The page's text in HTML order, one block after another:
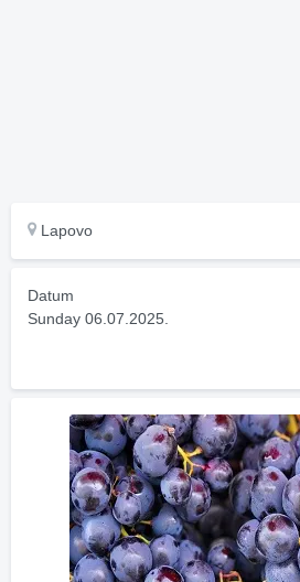
Lapovo
Datum
Sunday 06.07.2025.